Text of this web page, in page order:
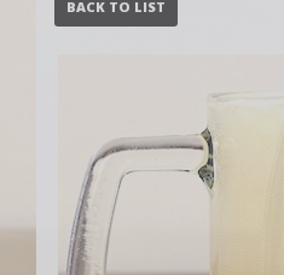
BACK TO LIST